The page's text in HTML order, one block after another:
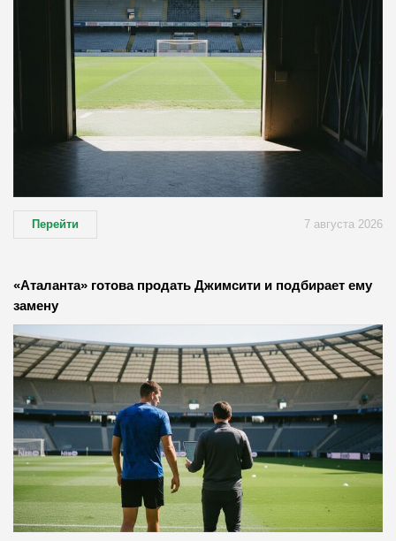
Перейти 7 августа 2026
«Аталанта» готова продать Джимсити и подбирает ему
замену